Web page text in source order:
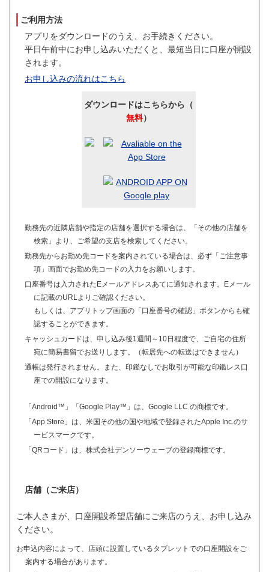
ご利用方法
アプリをダウンロードのうえ、お手続きください。
平日午前中にお申し込みいただくと、最短当日に口座が開設
されます。
お申し込みの流れはこちら
ダウンロードはこちらから（
無料）
勤務先の近隣店舗や指定の店舗を選択する場合は、「その他の店舗を
検索」より、ご希望の支店を検索してください。
勤務先からお勤め先コードを案内されている場合は、必ず「ご注意事
項」画面でお勤め先コードの入力をお願いします。
口座番号は入力されたEメールアドレスあてに通知されます。Eメール
に記載のURLよりご確認ください。
もしくは、アプリトップ画面の「口座番号の確認」ボタンからも確
認することができます。
キャッシュカードは、申し込み後1週間～10日程度で、ご自宅の住所
宛に簡易書留でお送りします。（転居先への転送はできません）
通帳は発行されません。また、印鑑なしでお取引が可能な印鑑レス口
座での開設になります。
「Android™」「Google Play™」は、Google LLC の商標です。
「App Store」は、米国その他の国や地域で登録されたApple Inc.のサ
ービスマークです。
「QRコード」は、株式会社デンソーウェーブの登録商標です。
店舗（ご来店）
ご本人さまが、口座開設希望店舗にご来店のうえ、お申し込み
ください。
お申込内容によって、店頭に設置しているタブレットでの口座開設をご
案内する場合があります。